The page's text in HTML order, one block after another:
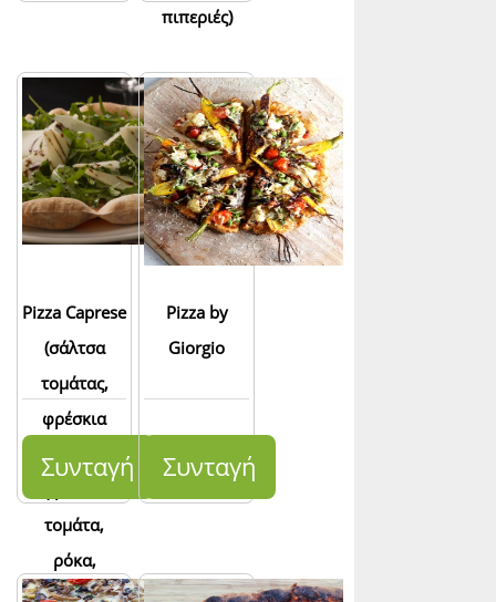
πιπεριές)
Pizza Caprese
(σάλτσα
τομάτας,
φρέσκια
mozzarella,
τομάτα,
ρόκα,
φλούδες
Συνταγή
Pizza by
Giorgio
Συνταγή